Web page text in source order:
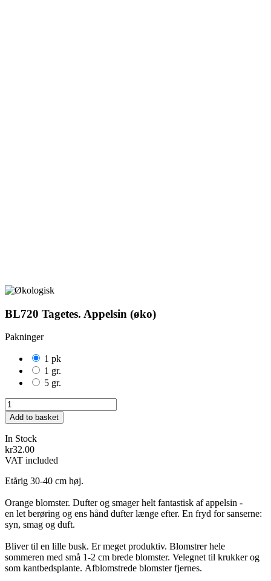
BL720 Tagetes. Appelsin (øko)
Pakninger
1 pk
1 gr.
5 gr.
Add to basket
In Stock
kr32.00
VAT included
Etårig 30-40 cm høj.
Orange blomster. Dufter og smager helt fantastisk af appelsin -
en let berøring og ens hånd dufter længe efter. En fryd for sanserne:
syn, smag og duft.
Bliver til en lille busk. Er meget produktiv. Blomstrer hele
sommeren med små 1-2 cm brede blomster. Velegnet til krukker og
som kantbedsplante. Afblomstrede blomster fjernes.